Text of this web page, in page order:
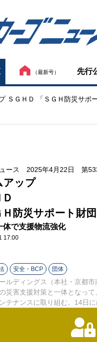
（最新号） 先行
ＳＧＨＤ 「ＳＧＨ防災サポ
ース 2025年4月22日 第
アップ
Ｈ防災サポート財
体で支援物流強化
17:00
安全・BCP 団体
ルディングス（本社・京都市
災害支援対策と一体となっ
テナンスに取り組む。14日